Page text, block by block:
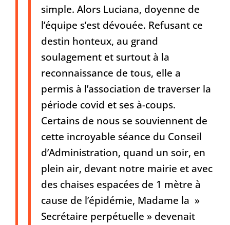
simple. Alors Luciana, doyenne de
l’équipe s’est dévouée. Refusant ce
destin honteux, au grand
soulagement et surtout à la
reconnaissance de tous, elle a
permis à l’association de traverser la
période covid et ses à-coups.
Certains de nous se souviennent de
cette incroyable séance du Conseil
d’Administration, quand un soir, en
plein air, devant notre mairie et avec
des chaises espacées de 1 mètre à
cause de l’épidémie, Madame la »
Secrétaire perpétuelle » devenait